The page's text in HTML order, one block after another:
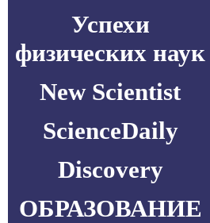
Успехи
физических наук
New Scientist
ScienceDaily
Discovery
ОБРАЗОВАНИЕ